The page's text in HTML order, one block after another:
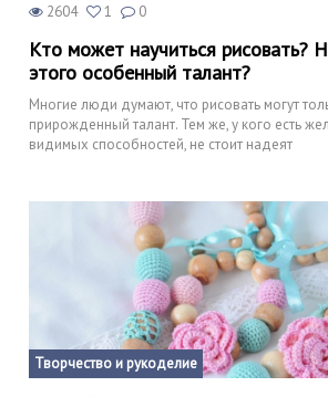
2604 1 0
Кто может научиться рисовать?
этого особенный талант?
Многие люди думают, что рисовать могут
прирожденный талант. Тем же, у кого есть
видимых способностей, не стоит надеят
Творчество и рукоделие